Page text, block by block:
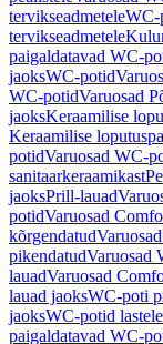
tervikseadmeteleWC-
tervikseadmetele
paigaldatavad WC-
jaoksWC-potid
WC-potidVaruosad
jaoksKeraamilise
Keraamilise
potidVaruosad WC-
sanitaarkeraamikast
jaoksPrill-lauad
potidVaruosad
kõrgendatud
pikendatudVaruosad
lauadVaruosad
lauad jaoksWC-poti
jaoksWC-potid lastele
paigaldatavad WC-